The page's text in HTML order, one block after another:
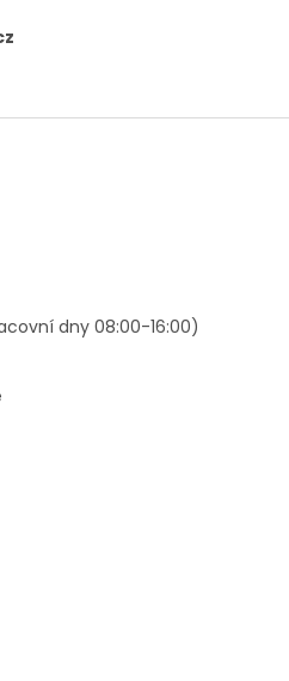
dny 08:00-16:00)